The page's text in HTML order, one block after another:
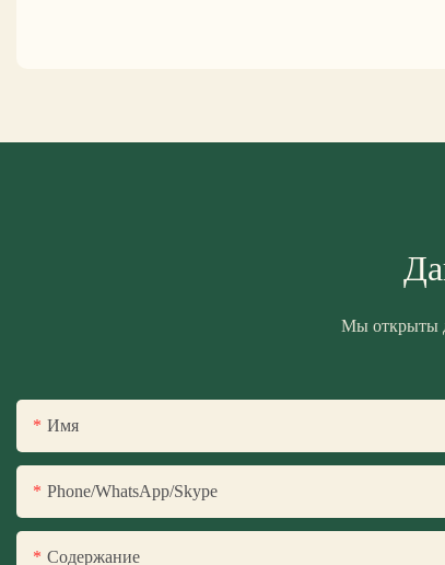
Мы открыты
Имя
Phone/WhatsApp/Skype
Содержание